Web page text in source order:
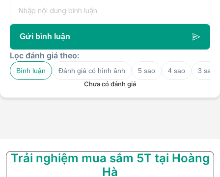
Gửi bình luận
Lọc đánh giá theo:
Bình luận Đánh giá có hình ảnh 5 sao 4 sao
3 sao
Chưa có đánh giá
Trải nghiệm mua sắm 5T tại Hoàng
Hà